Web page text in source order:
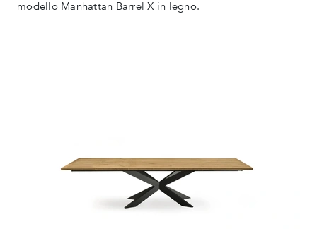
modello Manhattan Barrel X in legno.